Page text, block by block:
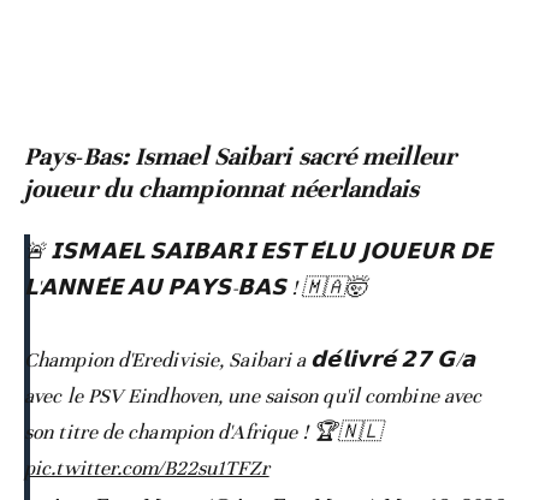
Pays-Bas: Ismael Saibari sacré meilleur
joueur du championnat néerlandais
🚨 𝗜𝗦𝗠𝗔𝗘𝗟 𝗦𝗔𝗜𝗕𝗔𝗥𝗜 𝗘𝗦𝗧 𝗘́𝗟𝗨 𝗝𝗢𝗨𝗘𝗨𝗥 𝗗𝗘
𝗟'𝗔𝗡𝗡𝗘́𝗘 𝗔𝗨 𝗣𝗔𝗬𝗦-𝗕𝗔𝗦 ! 🇲🇦🤯
Champion d'Eredivisie, Saibari a 𝗱𝗲́𝗹𝗶𝘃𝗿𝗲́ 𝟮𝟳 𝗚/𝗮
avec le PSV Eindhoven, une saison qu'il combine avec
son titre de champion d'Afrique ! 🏆🇳🇱
pic.twitter.com/B22su1TFZr